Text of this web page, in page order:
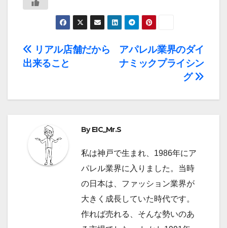
投
稿
ナ
ゲ
ー
アパレル業界のダイ
ナミックプライシン
グ
リアル店舗だから
出来ること
ByEIC_Mr.S
私は神戸で生まれ、1986年にア
パレル業界に入りました。当時
の日本は、ファッション業界が
大きく成長していた時代です。
作れば売れる、そんな勢いのあ